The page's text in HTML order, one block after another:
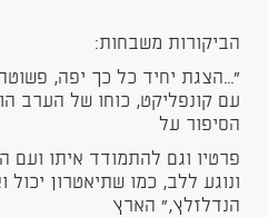
הביקורות משבחות:
"...הצגת יחיד כל כך יפה,
עם קונפליקט, כוחו של הערב
הסיפור על
פרטיו וגם להתמודד איתו ועם
ונוגע ללב, כמו שתיאטרון יכול
הנדלזלץ," הארץ